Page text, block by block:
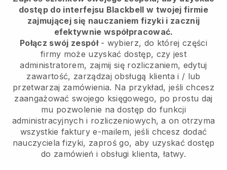
dostęp do interfejsu Blackbell w twojej firmie
zajmującej się nauczaniem fizyki i zacznij
efektywnie współpracować.
Połącz swój zespół- wybierz, do której części
firmy może uzyskać dostęp, czy jest
administratorem, zajmij się rozliczaniem, edytuj
zawartość, zarządzaj obsługą klienta i / lub
przetwarzaj zamówienia. Na przykład, jeśli chcesz
zaangażować swojego księgowego, po prostu daj
mu pozwolenie na dostęp do funkcji
administracyjnych i rozliczeniowych, a on otrzyma
wszystkie faktury e-mailem, jeśli chcesz dodać
nauczyciela fizyki, zaproś go, aby uzyskać dostęp
do zamówień i obsługi klienta, łatwy.